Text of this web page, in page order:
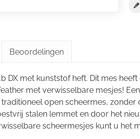
Beoordelingen
DX met kunststof heft. Dit mes
met verwisselbare mesjes!
open scheermes,
stalen lemmet en door het
scheermesjes kunt u het